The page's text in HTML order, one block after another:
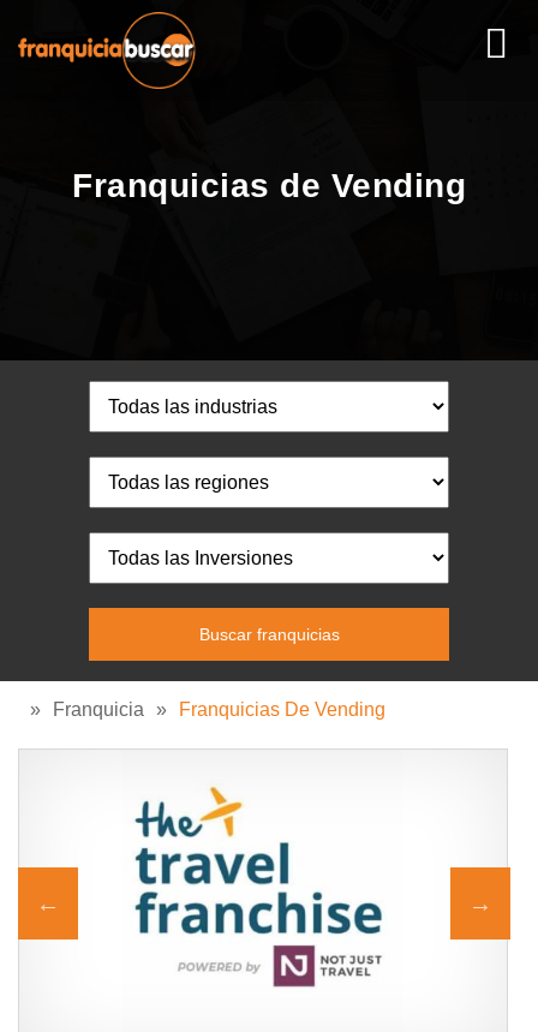
Franquicias de Vending
» Franquicia » Franquicias De Vending